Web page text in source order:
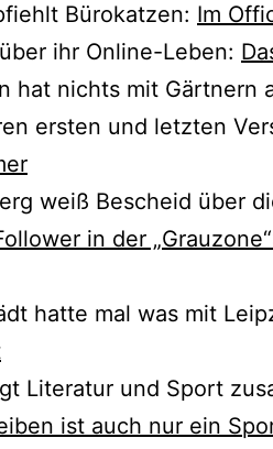
Bürokatzen: Im
ihr Online-Leben:
hat nichts mit Gärtnern
ers­ten und letz­ten
weiß Bescheid über
in der
hat­te mal was mit
Literatur und Sport
ist auch nur ein